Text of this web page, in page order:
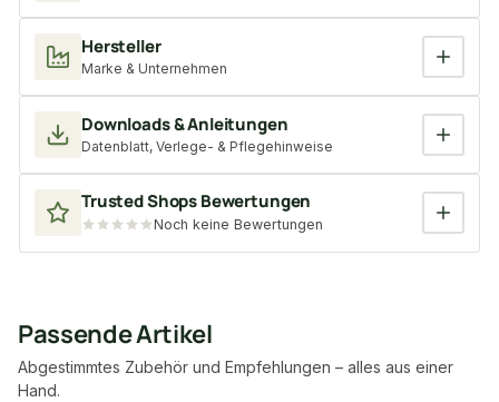
Hersteller
Marke & Unternehmen
Downloads & Anleitungen
Datenblatt, Verlege- & Pflegehinweise
Trusted Shops Bewertungen
Noch keine Bewertungen
Passende Artikel
Abgestimmtes Zubehör und Empfehlungen – alles aus einer
Hand.